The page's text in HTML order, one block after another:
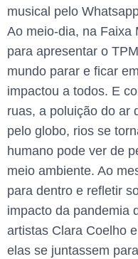
musical pelo
Ao meio-dia, na Faixa
para apresentar o
mundo parar e ficar
impactou a todos. E
ruas, a poluição do ar
pelo globo, rios se
humano pode ver de
meio ambiente. Ao
para dentro e refletir
impacto da pandemia
artistas Clara Coelho
elas se juntassem